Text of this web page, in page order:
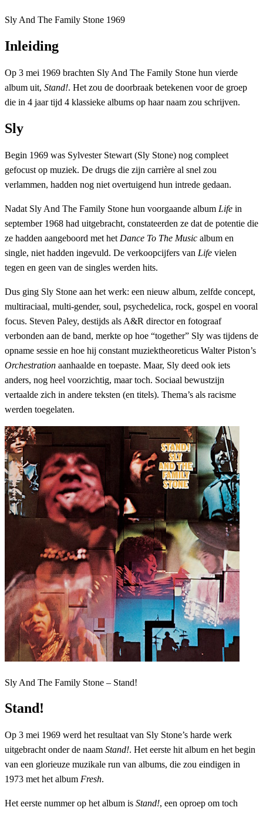
Sly And The Family Stone 1969
Inleiding
Op 3 mei 1969 brachten Sly And The Family Stone hun vierde
album uit, Stand!. Het zou de doorbraak betekenen voor de groep
die in 4 jaar tijd 4 klassieke albums op haar naam zou schrijven.
Sly
Begin 1969 was Sylvester Stewart (Sly Stone) nog compleet
gefocust op muziek. De drugs die zijn carrière al snel zou
verlammen, hadden nog niet overtuigend hun intrede gedaan.
Nadat Sly And The Family Stone hun voorgaande album Life in
september 1968 had uitgebracht, constateerden ze dat de potentie die
ze hadden aangeboord met het Dance To The Music album en
single, niet hadden ingevuld. De verkoopcijfers van Life vielen
tegen en geen van de singles werden hits.
Dus ging Sly Stone aan het werk: een nieuw album, zelfde concept,
multiraciaal, multi-gender, soul, psychedelica, rock, gospel en vooral
focus. Steven Paley, destijds als A&R director en fotograaf
verbonden aan de band, merkte op hoe “together” Sly was tijdens de
opname sessie en hoe hij constant muziektheoreticus Walter Piston’s
Orchestration aanhaalde en toepaste. Maar, Sly deed ook iets
anders, nog heel voorzichtig, maar toch. Sociaal bewustzijn
vertaalde zich in andere teksten (en titels). Thema’s als racisme
werden toegelaten.
Sly And The Family Stone – Stand!
Stand!
Op 3 mei 1969 werd het resultaat van Sly Stone’s harde werk
uitgebracht onder de naam Stand!. Het eerste hit album en het begin
van een glorieuze muzikale run van albums, die zou eindigen in
1973 met het album Fresh.
Het eerste nummer op het album is Stand!, een oproep om toch